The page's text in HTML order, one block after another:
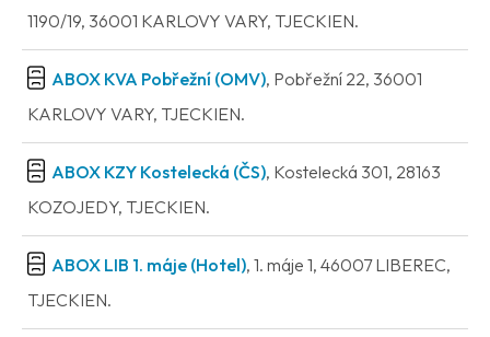
1190/19, 36001 KARLOVY VARY, TJECKIEN.
ABOX KVA Pobřežní (OMV), Pobřežní 22, 36001
KARLOVY VARY, TJECKIEN.
ABOX KZY Kostelecká (ČS), Kostelecká 301, 28163
KOZOJEDY, TJECKIEN.
ABOX LIB 1. máje (Hotel), 1. máje 1, 46007 LIBEREC,
TJECKIEN.